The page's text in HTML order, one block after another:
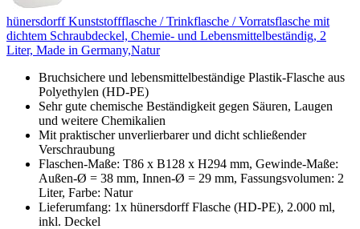
hünersdorff Kunststoffflasche / Trinkflasche / Vorratsflasche mit
dichtem Schraubdeckel, Chemie- und Lebensmittelbeständig, 2
Liter, Made in Germany,Natur
Bruchsichere und lebensmittelbeständige Plastik-Flasche aus
Polyethylen (HD-PE)
Sehr gute chemische Beständigkeit gegen Säuren, Laugen
und weitere Chemikalien
Mit praktischer unverlierbarer und dicht schließender
Verschraubung
Flaschen-Maße: T86 x B128 x H294 mm, Gewinde-Maße:
Außen-Ø = 38 mm, Innen-Ø = 29 mm, Fassungsvolumen: 2
Liter, Farbe: Natur
Lieferumfang: 1x hünersdorff Flasche (HD-PE), 2.000 ml,
inkl. Deckel